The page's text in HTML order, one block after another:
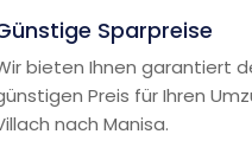
Sparpreise
bieten Ihnen garantiert
Preis für Ihren
nach Manisa.